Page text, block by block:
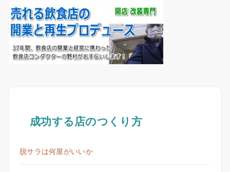
成功する店のつくり方
脱サラは何屋がいいか